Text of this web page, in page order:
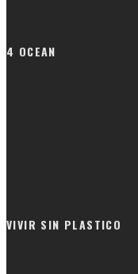
4 OCEAN
VIVIR SIN PLASTICO